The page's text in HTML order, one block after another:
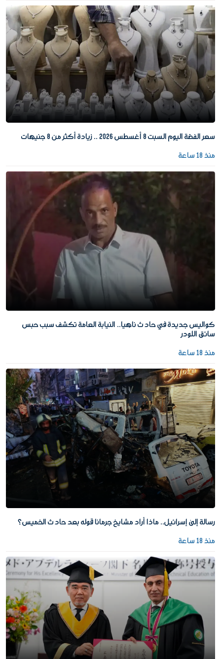
سعر الفضة اليوم السبت 8 أغسطس 2026 .. زيادة أكثر من 8 جنيهات
منذ 18 ساعة
كواليس جديدة في حادث ناهيا.. النيابة العامة تكشف سبب حبس
سائق اللودر
منذ 18 ساعة
رسالة إلى إسرائيل.. ماذا أراد مشايخ جرمانا قوله بعد حادث الخميس؟
منذ 18 ساعة